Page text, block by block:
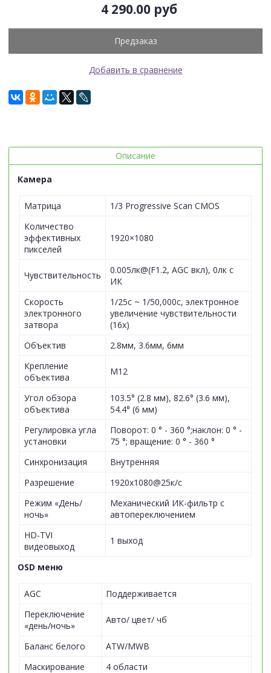
4 290.00 руб
Предзаказ
Добавить в сравнение
Описание
Камера
Матрица
1/3 Progressive Scan CMOS
Количество
эффективных
пикселей
1920×1080
Чувствительность
0.005лк@(F1.2, AGC вкл), 0лк с
ИК
Скорость
электронного
затвора
1/25с ~ 1/50,000с, электронное
увеличение чувствительности
(16х)
Объектив
2.8мм, 3.6мм, 6мм
Крепление
объектива
М12
Угол обзора
объектива
103.5° (2.8 мм), 82.6° (3.6 мм),
54.4° (6 мм)
Регулировка угла
установки
Поворот: 0 ° - 360 °;наклон: 0 ° -
75 °; вращение: 0 ° - 360 °
Синхронизация
Внутренняя
Разрешение
1920х1080@25к/с
Режим «День/
ночь»
Механический ИК-фильтр с
автопереключением
HD-TVI
видеовыход
1 выход
OSD меню
AGC
Поддерживается
Переключение
«день/ночь»
Авто/ цвет/ чб
Баланс белого
ATW/MWB
Маскирование
4 области